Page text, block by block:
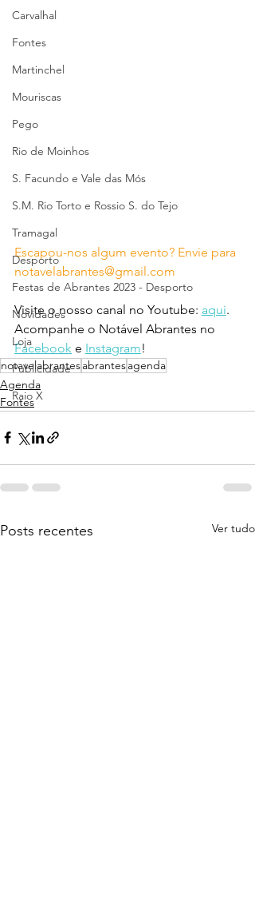
Carvalhal
Fontes
Martinchel
Mouriscas
Pego
Rio de Moinhos
S. Facundo e Vale das Mós
S.M. Rio Torto e Rossio S. do Tejo
Tramagal
Desporto
Festas de Abrantes 2023 - Desporto
Novidades
Loja
Publicidade
Raio X
Escapou-nos algum evento? Envie para
notavelabrantes@gmail.com
Visite o nosso canal no Youtube: aqui.
Acompanhe o Notável Abrantes no
Facebook e Instagram!
notavelabrantesabrantesagenda
Agenda
Fontes
Posts recentes Ver tudo